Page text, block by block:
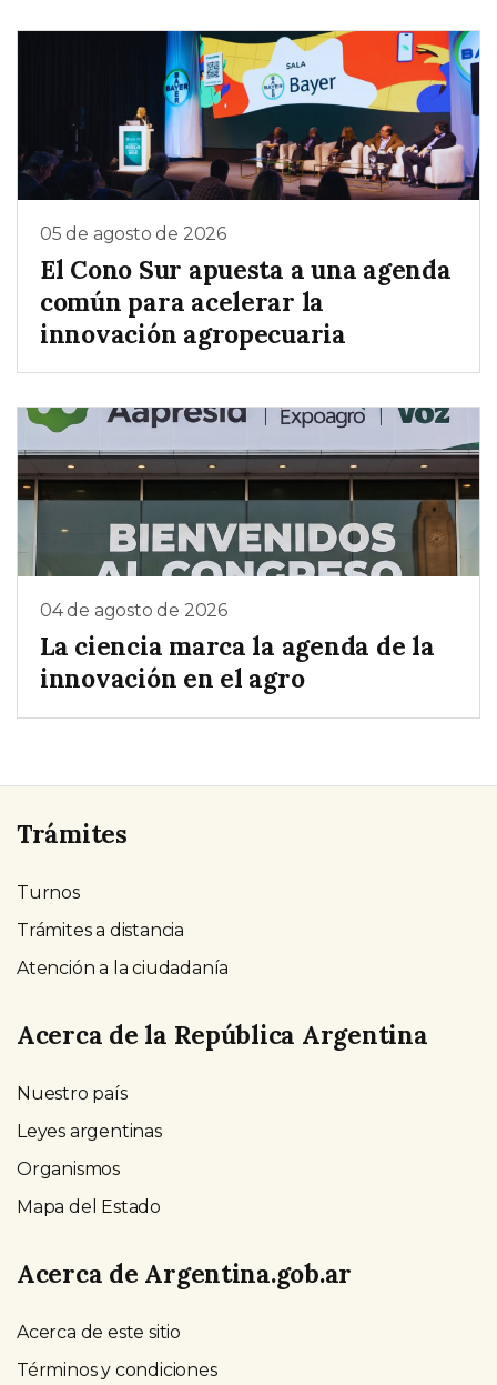
05 de agosto de 2026
El Cono Sur apuesta a una agenda
común para acelerar la
innovación agropecuaria
04 de agosto de 2026
La ciencia marca la agenda de la
innovación en el agro
Trámites
Turnos
Trámites a distancia
Atención a la ciudadanía
Acerca de la República Argentina
Nuestro país
Leyes argentinas
Organismos
Mapa del Estado
Acerca de Argentina.gob.ar
Acerca de este sitio
Términos y condiciones